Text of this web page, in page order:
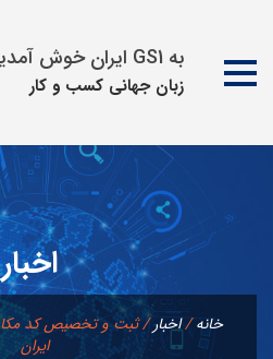
به GS1 ایران خوش آمدید
زبان جهانی كسب و كار
محتوا
اخبار
خانه/اخبار/
ایران